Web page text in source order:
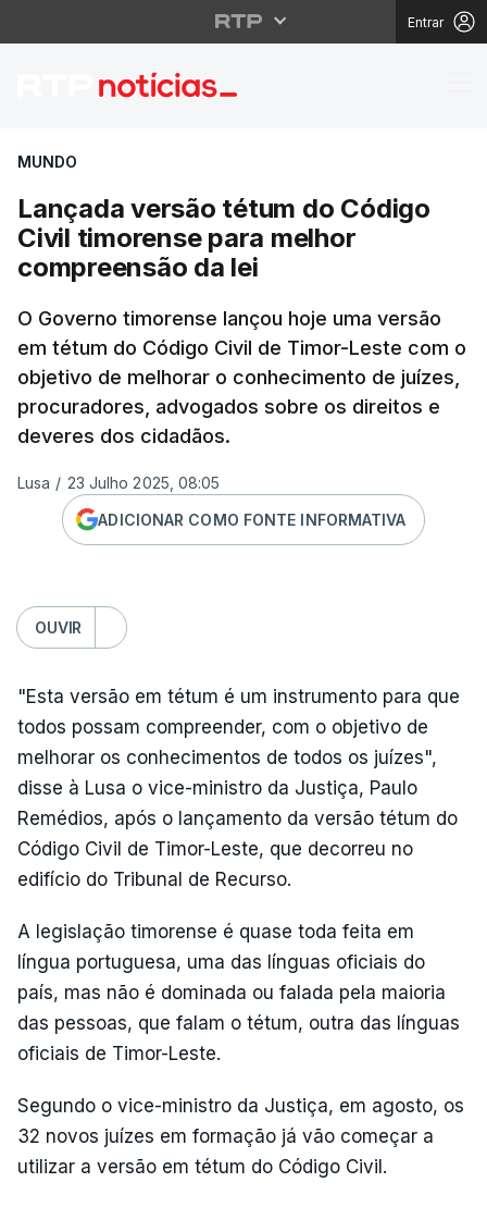
Entrar
Lançada versão
MUNDO
Lançada versão tétum do Código
Civil timorense para melhor
compreensão da lei
O Governo timorense lançou hoje uma versão
em tétum do Código Civil de Timor-Leste com o
objetivo de melhorar o conhecimento de juízes,
procuradores, advogados sobre os direitos e
deveres dos cidadãos.
Lusa / 23 Julho 2025, 08:05
ADICIONAR COMO FONTE INFORMATIVA
OUVIR
"Esta versão em tétum é um instrumento para que
todos possam compreender, com o objetivo de
melhorar os conhecimentos de todos os juízes",
disse à Lusa o vice-ministro da Justiça, Paulo
Remédios, após o lançamento da versão tétum do
Código Civil de Timor-Leste, que decorreu no
edifício do Tribunal de Recurso.
A legislação timorense é quase toda feita em
língua portuguesa, uma das línguas oficiais do
país, mas não é dominada ou falada pela maioria
das pessoas, que falam o tétum, outra das línguas
oficiais de Timor-Leste.
Segundo o vice-ministro da Justiça, em agosto, os
32 novos juízes em formação já vão começar a
utilizar a versão em tétum do Código Civil.